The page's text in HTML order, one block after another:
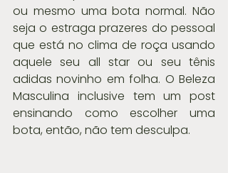
ou mesmo uma bota normal. Não
seja o estraga prazeres do pessoal
que está no clima de roça usando
aquele seu all star ou seu tênis
adidas novinho em folha. O Beleza
Masculina inclusive tem um post
ensinando como escolher uma
bota, então, não tem desculpa.